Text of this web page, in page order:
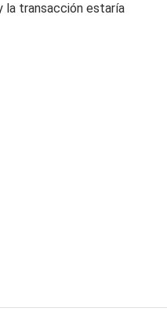
la transacción estaría